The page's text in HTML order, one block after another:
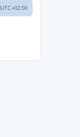
UTC+02:00